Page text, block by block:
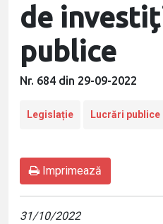
de
publice
Nr. 684 din 29-09-2022
Legislație Lucrări publice
Imprimează
31/10/2022